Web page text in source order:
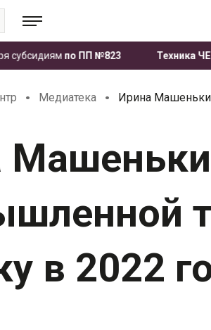
по ПП №823 Техника ЧЕТРА
. Медиатека . Ирина
в 2022